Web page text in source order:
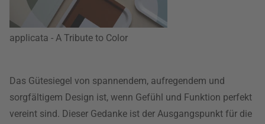
applicata - A Tribute to Color
Das Gütesiegel von spannendem, aufregendem und
sorgfältigem Design ist, wenn Gefühl und Funktion perfekt
vereint sind. Dieser Gedanke ist der Ausgangspunkt für die